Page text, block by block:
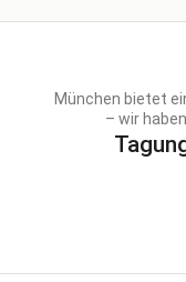
München bietet
– wir